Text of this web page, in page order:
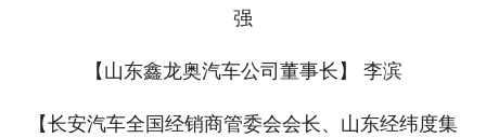
强
【山东鑫龙奥汽车公司董事长】 李滨
【长安汽车全国经销商管委会会长、山东经纬度集